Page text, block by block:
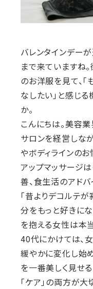
バレンタインデー
まで来ていますね
のお洋服を見て、
なしたい」と感じ
か。
こんにちは。美容
サロンを経営しな
やボディラインの
アップマッサージ
善、食生活のアドバ
「昔よりデコルテが
分をもっと好きに
を抱える女性は本
40代にかけては、
緩やかに変化し始
を一番美しく見せ
「ケア」の両方が大